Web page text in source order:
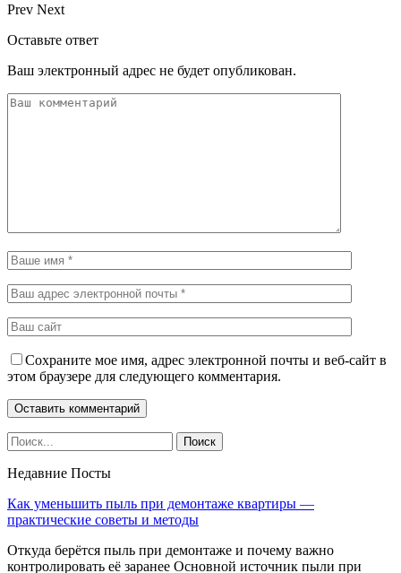
Prev Next
Оставьте ответ
Ваш электронный адрес не будет опубликован.
Сохраните мое имя, адрес электронной почты и веб-сайт в
этом браузере для следующего комментария.
Недавние Посты
Как уменьшить пыль при демонтаже квартиры —
практические советы и методы
Откуда берётся пыль при демонтаже и почему важно
контролировать её заранее Основной источник пыли при